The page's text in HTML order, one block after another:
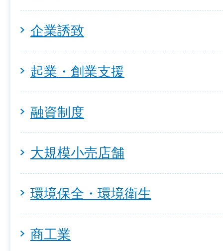
企業誘致
起業・創業支援
融資制度
大規模小売店舗
環境保全・環境衛生
商工業